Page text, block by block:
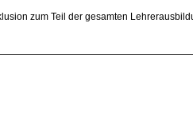
zum Teil der gesamten